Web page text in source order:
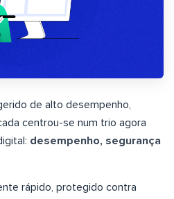
de alto desempenho,
centrou-se num trio agora
desempenho, segurança
rápido, protegido contra